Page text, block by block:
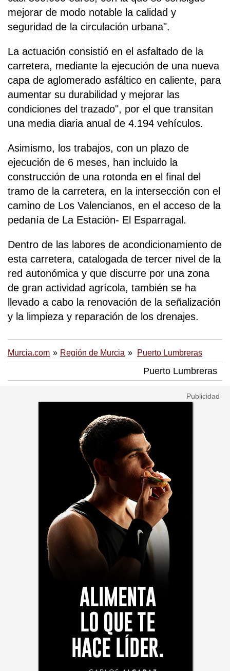
mejorar de modo notable la calidad y
seguridad de la circulación urbana".
La actuación consistió en el asfaltado de la
carretera, mediante la ejecución de una nueva
capa de aglomerado asfáltico en caliente, para
aumentar su durabilidad y mejorar las
condiciones del trazado", por el que transitan
una media diaria anual de 4.194 vehículos.
Asimismo, los trabajos, con un plazo de
ejecución de 6 meses, han incluido la
construcción de una rotonda en el final del
tramo de la carretera, en la intersección con el
camino de Los Valencianos, en el acceso de la
pedanía de La Estación- El Esparragal.
Dentro de las labores de acondicionamiento de
esta carretera, catalogada de tercer nivel de la
red autonómica y que discurre por una zona
de gran actividad agrícola, también se ha
llevado a cabo la renovación de la señalización
y la limpieza y reparación de los drenajes.
Murcia.com Región de Murcia Puerto Lumbreras
Puerto Lumbreras